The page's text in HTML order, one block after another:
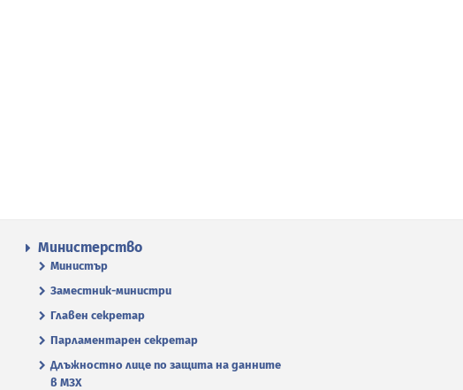
Министерство
Министър
Заместник-министри
Главен секретар
Парламентарен секретар
Длъжностно лице по защита на данните
в МЗХ